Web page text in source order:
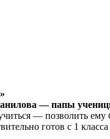
— папы
— позволить
готов с 1